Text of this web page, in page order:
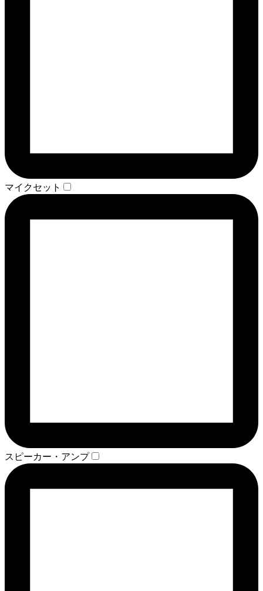
マイクセット
スピーカー・アンプ